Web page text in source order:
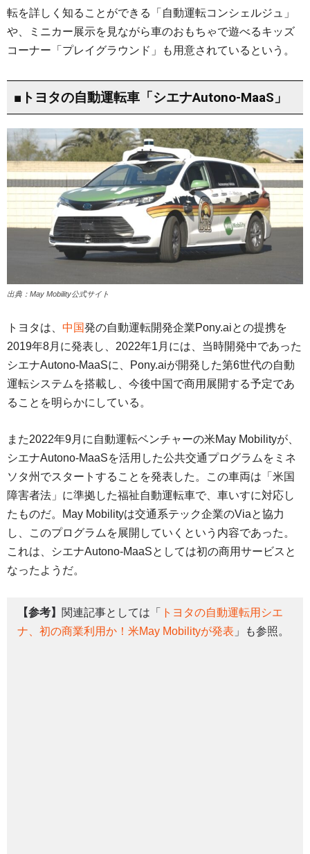
転を詳しく知ることができる「自動運転コンシェルジュ」
や、ミニカー展示を見ながら車のおもちゃで遊べるキッズ
コーナー「プレイグラウンド」も用意されているという。
■トヨタの自動運転車「シエナAutono-MaaS」
出典：May Mobility公式サイト
トヨタは、 中国発の自動運転開発企業Pony.aiとの提携を
2019年8月に発表し、2022年1月には、当時開発中であった
シエナAutono-MaaSに、Pony.aiが開発した第6世代の自動
運転システムを搭載し、今後中国で商用展開する予定であ
ることを明らかにしている。
また2022年9月に自動運転ベンチャーの米May Mobilityが、
シエナAutono-MaaSを活用した公共交通プログラムをミネ
ソタ州でスタートすることを発表した。この車両は「米国
障害者法」に準拠した福祉自動運転車で、車いすに対応し
たものだ。May Mobilityは交通系テック企業のViaと協力
し、このプログラムを展開していくという内容であった。
これは、シエナAutono-MaaSとしては初の商用サービスと
なったようだ。
【参考】 関連記事としては「
トヨタの自動運転用シエ
ナ、初の商業利用か！米May Mobilityが発表 」も参照。